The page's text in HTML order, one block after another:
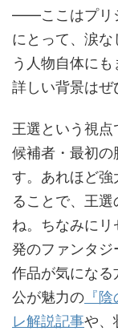
——ここはプリ
にとって、涙
う人物自体にも
詳しい背景はぜ
王選という視
候補者・最初の
す。あれほど
ることで、王
ね。ちなみにリ
発のファンタ
作品が気になる
公が魅力の 『
レ解説記事や、